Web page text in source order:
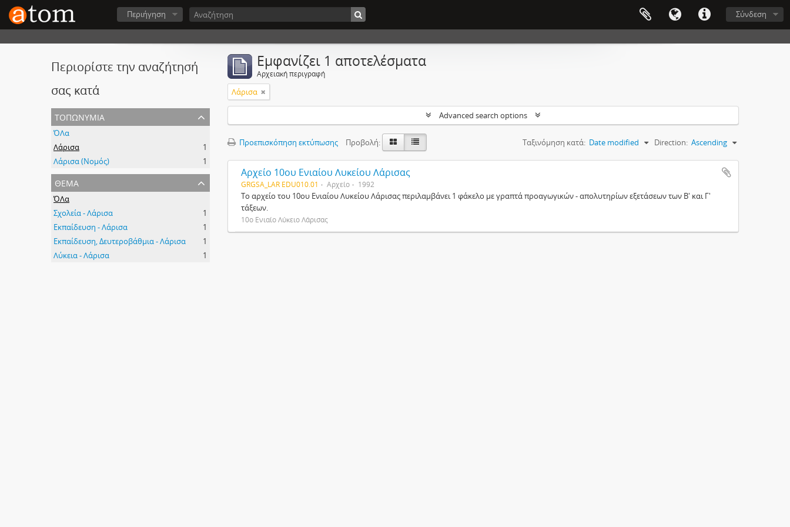
Σύνδεση
Περιήγηση
Περιορίστε την αναζήτησή
σας κατά
τοπωνύμια
ΌΛα
Λάρισα
1
Λάρισα (Νομός)
1
θέμα
ΌΛα
Σχολεία - Λάρισα
1
Εκπαίδευση - Λάρισα
1
Εκπαίδευση, Δευτεροβάθμια - Λάρισα
1
Λύκεια - Λάρισα
1
Εμφανίζει 1 αποτελέσματα
Αρχειακή περιγραφή
Λάρισα
Advanced search options
Προεπισκόπηση εκτύπωσης Προβολή: Ταξινόμηση κατά: Date modified Direction: Ascending
Αρχείο 10ου Ενιαίου Λυκείου Λάρισας
GRGSA_LAR EDU010.01 Αρχείο 1992
Το αρχείο του 10ου Ενιαίου Λυκείου Λάρισας περιλαμβάνει 1 φάκελο με γραπτά προαγωγικών - απολυτηρίων εξετάσεων των Β' και Γ'
τάξεων.
10ο Ενιαίο Λύκειο Λάρισας